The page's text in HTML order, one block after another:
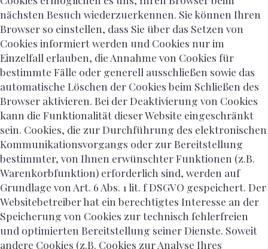
nächsten Besuch wiederzuerkennen. Sie können Ihren
Browser so einstellen, dass Sie über das Setzen von
Cookies informiert werden und Cookies nur im
Einzelfall erlauben, die Annahme von Cookies für
bestimmte Fälle oder generell ausschließen sowie das
automatische Löschen der Cookies beim Schließen des
Browser aktivieren. Bei der Deaktivierung von Cookies
kann die Funktionalität dieser Website eingeschränkt
sein. Cookies, die zur Durchführung des elektronischen
Kommunikationsvorgangs oder zur Bereitstellung
bestimmter, von Ihnen erwünschter Funktionen (z.B.
Warenkorbfunktion) erforderlich sind, werden auf
Grundlage von Art. 6 Abs. 1 lit. f DSGVO gespeichert. Der
Websitebetreiber hat ein berechtigtes Interesse an der
Speicherung von Cookies zur technisch fehlerfreien
und optimierten Bereitstellung seiner Dienste. Soweit
andere Cookies (z.B. Cookies zur Analyse Ihres